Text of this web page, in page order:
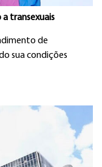
a transexuais
de
sua condições